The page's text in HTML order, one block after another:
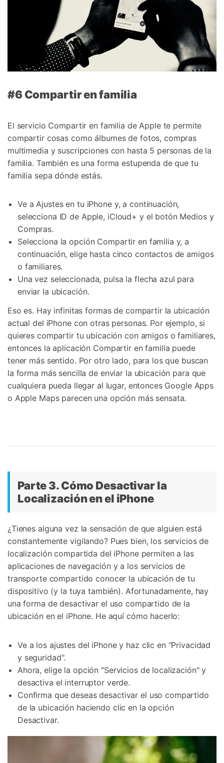
#6 Compartir en familia
El servicio Compartir en familia de Apple te permite
compartir cosas como álbumes de fotos, compras
multimedia y suscripciones con hasta 5 personas de la
familia. También es una forma estupenda de que tu
familia sepa dónde estás.
Ve a Ajustes en tu iPhone y, a continuación,
selecciona ID de Apple, iCloud+ y el botón Medios y
Compras.
Selecciona la opción Compartir en familia y, a
continuación, elige hasta cinco contactos de amigos
o familiares.
Una vez seleccionada, pulsa la flecha azul para
enviar la ubicación.
Eso es. Hay infinitas formas de compartir la ubicación
actual del iPhone con otras personas. Por ejemplo, si
quieres compartir tu ubicación con amigos o familiares,
entonces la aplicación Compartir en familia puede
tener más sentido. Por otro lado, para los que buscan
la forma más sencilla de enviar la ubicación para que
cualquiera pueda llegar al lugar, entonces Google Apps
o Apple Maps parecen una opción más sensata.
Parte 3. Cómo Desactivar la
Localización en el iPhone
¿Tienes alguna vez la sensación de que alguien está
constantemente vigilando? Pues bien, los servicios de
localización compartida del iPhone permiten a las
aplicaciones de navegación y a los servicios de
transporte compartido conocer la ubicación de tu
dispositivo (y la tuya también). Afortunadamente, hay
una forma de desactivar el uso compartido de la
ubicación en el iPhone. He aquí cómo hacerlo:
Ve a los ajustes del iPhone y haz clic en "Privacidad
y seguridad".
Ahora, elige la opción "Servicios de localización" y
desactiva el interruptor verde.
Confirma que deseas desactivar el uso compartido
de la ubicación haciendo clic en la opción
Desactivar.